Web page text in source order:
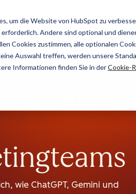
um die Website von HubSpot zu
Andere sind optional und
Cookies zustimmen, alle optionalen
Auswahl treffen, werden unsere
Informationen finden Sie in derCookie-
Beta
wie ChatGPT, Gemini und